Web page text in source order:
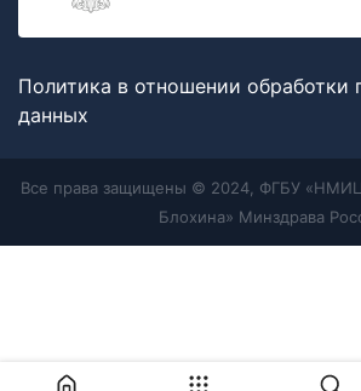
Политика в отношении обработки
данных
Все права защищены © 2024, ФГБУ
Блохина» Минздрава